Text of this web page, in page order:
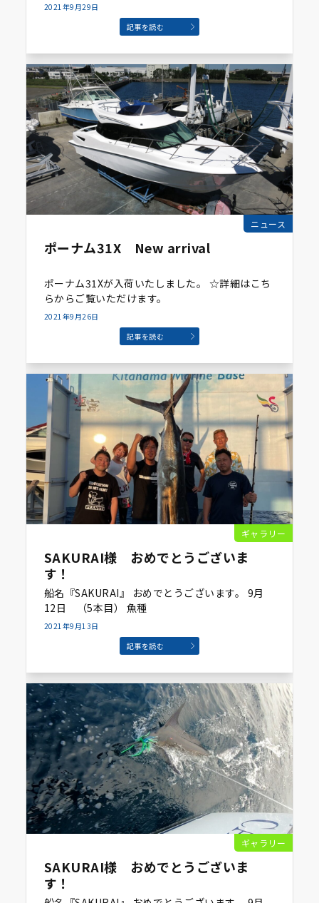
2021年9月29日
記事を読む
ニュース
ポーナム31X New arrival
ポーナム31Xが入荷いたしました。 ☆詳細はこち
らからご覧いただけます。
2021年9月26日
記事を読む
ギャラリー
SAKURAI様 おめでとうございま
す！
船名『SAKURAI』 おめでとうございます。 9月
12日 （5本目） 魚種
2021年9月13日
記事を読む
ギャラリー
SAKURAI様 おめでとうございま
す！